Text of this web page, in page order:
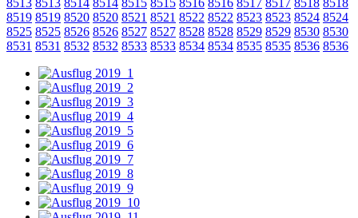
8513 8513 8514 8514 8515 8515 8516 8516 8517 8517 8518 8518
8519 8519 8520 8520 8521 8521 8522 8522 8523 8523 8524 8524
8525 8525 8526 8526 8527 8527 8528 8528 8529 8529 8530 8530
8531 8531 8532 8532 8533 8533 8534 8534 8535 8535 8536 8536